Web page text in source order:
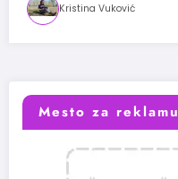
Kristina Vuković
Mesto za reklamu